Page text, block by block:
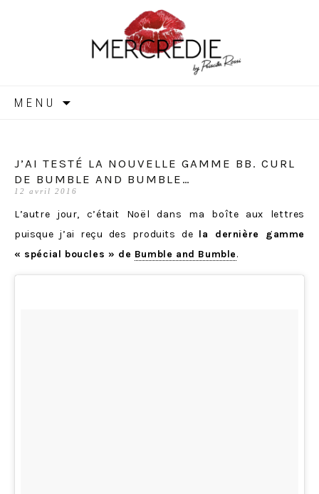
MERCREDIE
MENU
J’AI TESTÉ LA NOUVELLE GAMME BB. CURL
DE BUMBLE AND BUMBLE…
12 avril 2016
L’autre jour, c’était Noël dans ma boîte aux lettres
puisque j’ai reçu des produits de la dernière gamme
« spécial boucles » de Bumble and Bumble.